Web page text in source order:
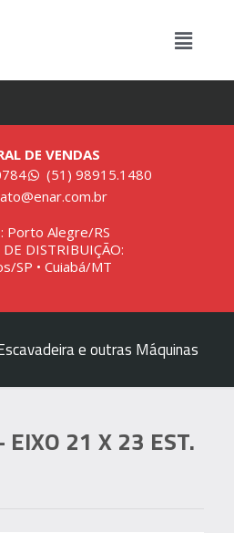
DE VENDAS
(51) 98915.1480
Porto Alegre/RS
DE DISTRIBUIÇÃO:
SP • Cuiabá/MT
e outras Máquinas
EIXO 21 X 23 EST.